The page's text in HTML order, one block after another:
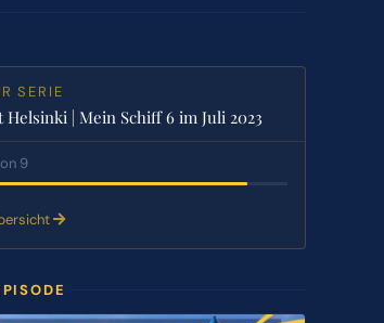
SERIE
Helsinki | Mein Schiff 6 im Juli 2023
9